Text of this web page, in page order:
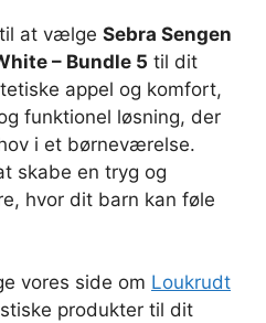
at vælge Sebra Sengen
– Bundle 5 til dit
appel og komfort,
funktionel løsning, der
i et børneværelse.
skabe en tryg og
hvor dit barn kan føle
vores side om Loukrudt
produkter til dit